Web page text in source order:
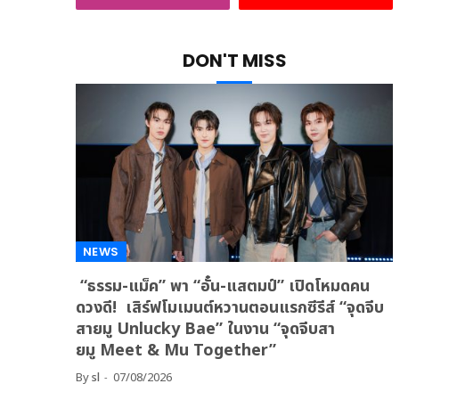
DON'T MISS
NEWS
“ธรรม-แม็ค” พา “อั๋น-แสตมป์” เปิดโหมดคน
ดวงดี! เสิร์ฟโมเมนต์หวานตอนแรกซีรีส์ “จุดจีบ
สายมู Unlucky Bae” ในงาน “จุดจีบสา
ยมู Meet & Mu Together”
Bysl 07/08/2026